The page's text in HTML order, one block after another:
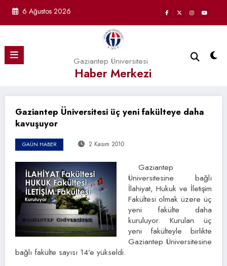
6 Ağustos 2026
Gaziantep Üniversitesi
Haber Merkezi
Gaziantep Üniversitesi üç yeni fakülteye daha
kavuşuyor
GAÜN HABER 2 Kasım 2010
Gaziantep
Üniversitesine bağlı
İlahiyat, Hukuk ve İletişim
Fakültesi olmak üzere üç
yeni fakülte daha
kuruluyor. Kurulan üç
yeni fakülteyle birlikte
Gaziantep Üniversitesine
bağlı fakülte sayısı 14’e yükseldi.